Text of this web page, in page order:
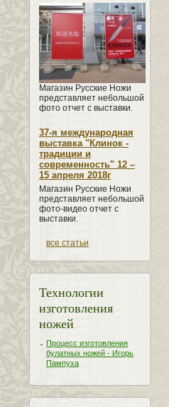
Магазин Русские Ножи
представляет небольшой
фото отчет с выставки.
37-я международная
выставка "Клинок -
традиции и
современность" 12 –
15 апреля 2018г
Магазин Русские Ножи
представляет небольшой
фото-видео отчет с
выставки.
все статьи
Технологии
изготовления
ножей
Процесс изготовления
булатных ножей - Игорь
Пампуха